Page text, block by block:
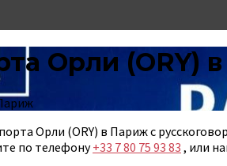
Орли (ORY)
Орли (ORY) в Париж с
по телефону+33 7 80 75 93 83 , или